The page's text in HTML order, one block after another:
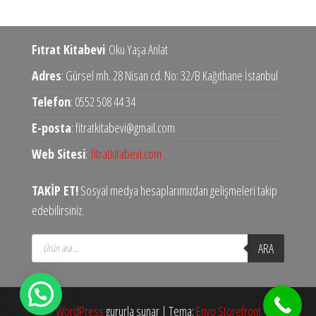
Fıtrat Kitabevi Oku Yaşa Anlat
Adres: Gürsel mh. 28 Nisan cd. No: 32/B Kağıthane İstanbul
Telefon: 0552 508 44 34
E-posta: fitratkitabevi@gmail.com
Web Sitesi: fitratkitabevi.com
TAKİP ET!Sosyal medya hesaplarımızdan gelişmeleri takip
edebilirsiniz.
Products
search ARA
WordPress gururla sunar | Tema: Envo Storefront